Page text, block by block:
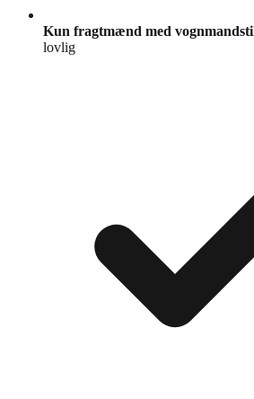
Kun fragtmænd med
lovlig